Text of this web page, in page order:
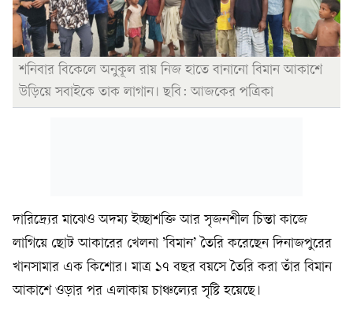
শনিবার বিকেলে অনুকূল রায় নিজ হাতে বানানো বিমান আকাশে
উড়িয়ে সবাইকে তাক লাগান। ছবি: আজকের পত্রিকা
দারিদ্র্যের মাঝেও অদম্য ইচ্ছাশক্তি আর সৃজনশীল চিন্তা কাজে
লাগিয়ে ছোট আকারের খেলনা ’বিমান’ তৈরি করেছেন দিনাজপুরের
খানসামার এক কিশোর। মাত্র ১৭ বছর বয়সে তৈরি করা তাঁর বিমান
আকাশে ওড়ার পর এলাকায় চাঞ্চল্যের সৃষ্টি হয়েছে।